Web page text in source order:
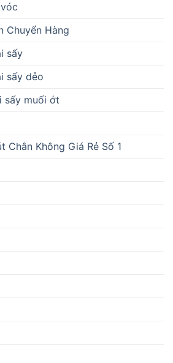
Chuyển Hàng
sấy
sấy dẻo
sấy muối ớt
Chân Không Giá Rẻ Số 1